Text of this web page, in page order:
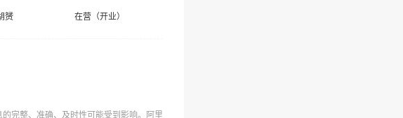
赟 在营（开业）
完整、准确、及时性可能受到影响。阿里